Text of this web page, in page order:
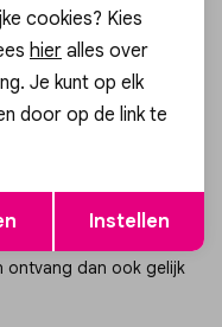
hoogte zijn?
ontvang dan ook gelijk
Opslaan
cookies? Kies
hier alles over
Je kunt op elk
door op de link te
Instellen